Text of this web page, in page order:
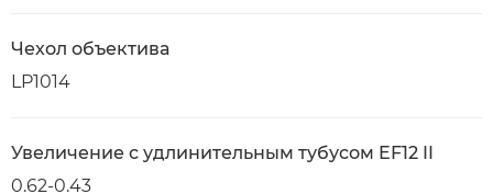
Чехол объектива
LP1014
Увеличение с удлинительным тубусом EF12 II
0.62-0.43